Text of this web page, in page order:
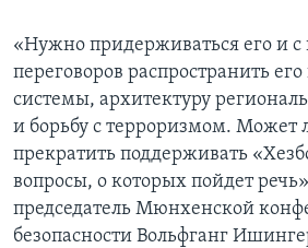
«Нужно придерживаться его и
переговоров распространить
системы, архитектуру
и борьбу с терроризмом. Может
прекратить поддерживать
вопросы, о которых пойдет
председатель Мюнхенской
безопасности Вольфганг